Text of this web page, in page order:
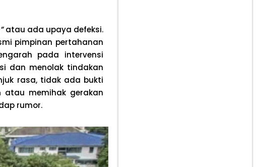
atau ada upaya defeksi.
pimpinan pertahanan
pada intervensi
dan menolak tindakan
rasa, tidak ada bukti
atau memihak gerakan
rumor.